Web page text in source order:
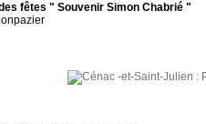
fêtes " Souvenir Simon Chabrié "